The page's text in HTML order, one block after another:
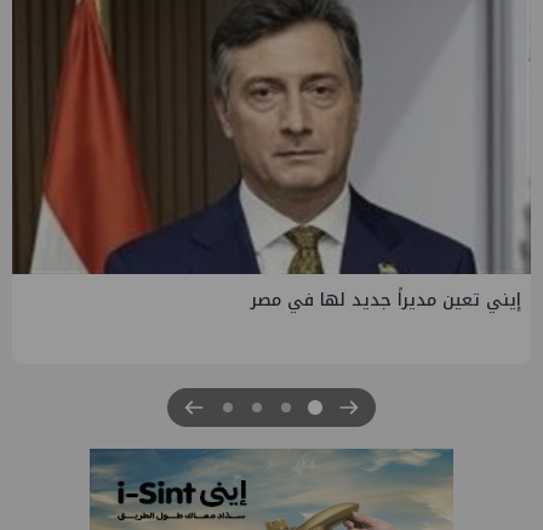
إيني تعين مديراً جديد لها في مصر